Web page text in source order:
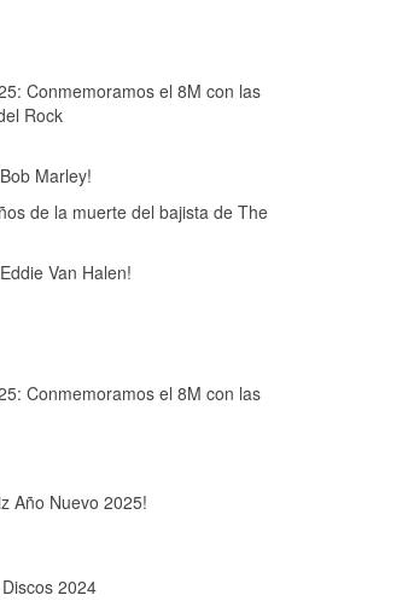
Conmemoramos el 8M con las
Rock
Marley!
de la muerte del bajista de The
Van Halen!
Conmemoramos el 8M con las
Año Nuevo 2025!
2024